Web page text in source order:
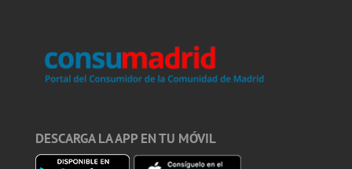
DESCARGA LA APP EN TU MÓVIL